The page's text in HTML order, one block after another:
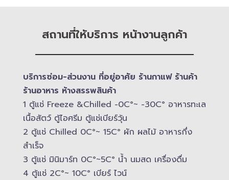
สถานที่ให้บริการ หน้างานลูกค้า
บริการซ่อม-​ส่วนงาน ที่อยู่อาศัย ร้านกาแฟ ร้านค้า
ร้านอาหาร ห้างสรรพสินค้า
1 ตู้แช่ Freeze &​Chilled -​0C°~ -​30C° อาหารทะเล
เนื้อสัตว์ ตู้ไอศรีม ตู้แช่เบียร์วุ้น
2 ตู้แช่ Chilled​ 0C°~ 15C° ผัก ผลไม้ อาหารกึ่ง
สำเร็จ
3 ตู้แช่​ มินิมาร์ท 0C°~5C° น้ำ นมสด เครื่องดื่ม
4 ตู้แช่ 2C°~ 10​C° เบียร์ ไวน์